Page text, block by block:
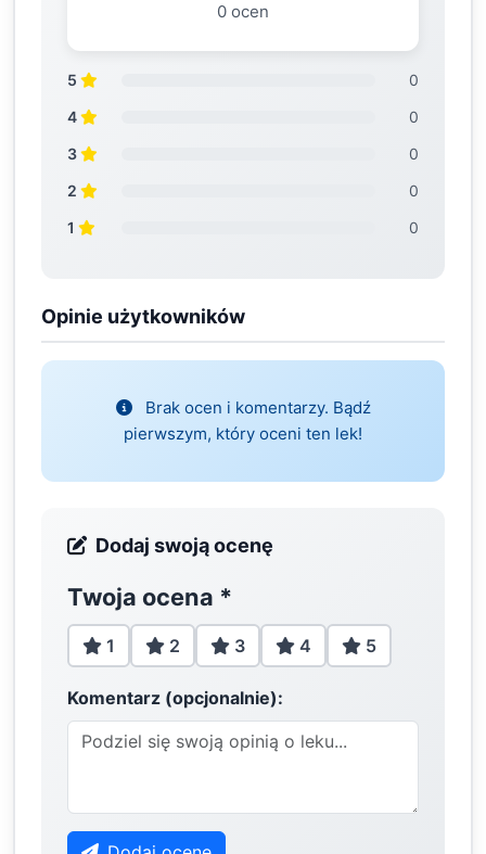
0 ocen
5
0
4
0
3
0
2
0
1
0
Opinie użytkowników
Brak ocen i komentarzy. Bądź
pierwszym, który oceni ten lek!
Dodaj swoją ocenę
Twoja ocena *
1 2 3 4 5
Komentarz (opcjonalnie):